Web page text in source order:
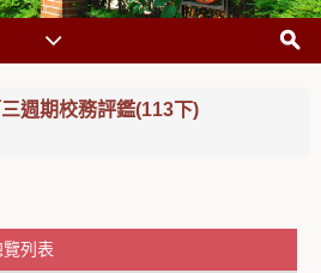
週期校務評鑑(113下)
列表